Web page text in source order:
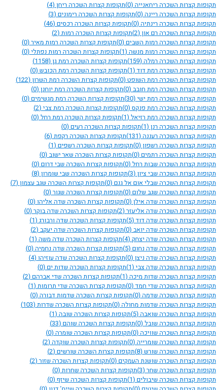
תקופות קצרות השכרה ריחאנייה (0) תקופות קצרות השכרה ריחן (4)
תקופות קצרות השכרה ריינה (0) תקופות קצרות השכרה רימונים (3)
תקופות קצרות השכרה רינתיה (0) תקופות קצרות השכרה רכסים (46)
תקופות קצרות השכרה רם און (2) תקופות קצרות השכרה רמות (2)
תקופות קצרות השכרה רמות השבים (0) תקופות קצרות השכרה רמות מאיר (0)
תקופות קצרות השכרה רמות מנשה (1) תקופות קצרות השכרה רמות נפתלי (0)
תקופות קצרות השכרה רמלה (159) תקופות קצרות השכרה רמת גן (1158)
תקופות קצרות השכרה רמת דוד (1) תקופות קצרות השכרה רמת הכובש (0)
תקופות קצרות השכרה רמת השופט (0) תקופות קצרות השכרה רמת השרון (122)
תקופות קצרות השכרה רמת חובב (0) תקופות קצרות השכרה רמת יוחנן (0)
תקופות קצרות השכרה רמת ישי (30) תקופות קצרות השכרה רמת מגשימים (0)
תקופות קצרות השכרה רמת פנקס (0) תקופות קצרות השכרה רמת צבי (2)
תקופות קצרות השכרה רמת רזיאל (1) תקופות קצרות השכרה רמת רחל (0)
תקופות קצרות השכרה רנן (1) תקופות קצרות השכרה רעים (0)
תקופות קצרות השכרה רעננה (131) תקופות קצרות השכרה רקפת (6)
תקופות קצרות השכרה רשפון (0) תקופות קצרות השכרה רשפים (1)
תקופות קצרות השכרה רתמים (0) תקופות קצרות השכרה שאר ישוב (0)
תקופות קצרות השכרה שבות רחל (0) תקופות קצרות השכרה שבי דרום (0)
תקופות קצרות השכרה שבי ציון (3) תקופות קצרות השכרה שבי שומרון (8)
תקופות קצרות השכרה שבלי אום אל גנם (0) תקופות קצרות השכרה שגב עצמון (7)
תקופות קצרות השכרה שגב שלום (0) תקופות קצרות השכרה שגור (0)
תקופות קצרות השכרה שדה אילן (0) תקופות קצרות השכרה שדה אליהו (0)
תקופות קצרות השכרה שדה אליעזר (2) תקופות קצרות השכרה שדה בוקר (0)
תקופות קצרות השכרה שדה דוד (5) תקופות קצרות השכרה שדה ורבורג (1)
תקופות קצרות השכרה שדה יואב (0) תקופות קצרות השכרה שדה יעקב (2)
תקופות קצרות השכרה שדה יצחק (4) תקופות קצרות השכרה שדה משה (1)
תקופות קצרות השכרה שדה נחום (5) תקופות קצרות השכרה שדה נחמיה (0)
תקופות קצרות השכרה שדה ניצן (0) תקופות קצרות השכרה שדה עוזיהו (4)
תקופות קצרות השכרה שדה צבי (1) תקופות קצרות השכרה שדות ים (0)
תקופות קצרות השכרה שדות מיכה (1) תקופות קצרות השכרה שדי אברהם (2)
תקופות קצרות השכרה שדי חמד (0) תקופות קצרות השכרה שדי תרומות (1)
תקופות קצרות השכרה שדמה (0) תקופות קצרות השכרה שדמות דבורה (0)
תקופות קצרות השכרה שדמות מחולה (0) תקופות קצרות השכרה שדרות (103)
תקופות קצרות השכרה שואבה (5) תקופות קצרות השכרה שובה (1)
תקופות קצרות השכרה שובל (0) תקופות קצרות השכרה שוהם (33)
תקופות קצרות השכרה שוויכה (0) תקופות קצרות השכרה שומרה (0)
תקופות קצרות השכרה שומרייה (0) תקופות קצרות השכרה שוקדה (2)
תקופות קצרות השכרה שורש (8) תקופות קצרות השכרה שורשים (2)
תקופות קצרות השכרה שושנת העמקים (0) תקופות קצרות השכרה שזור (2)
תקופות קצרות השכרה שחר (3) תקופות קצרות השכרה שחרות (0)
תקופות קצרות השכרה שיבולים (1) תקופות קצרות השכרה שיזף (0)